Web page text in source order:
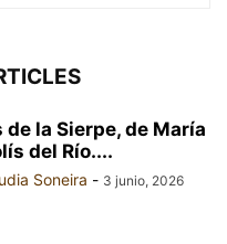
de la Sierpe, de María
del Río....
Soneira - 3 junio, 2026